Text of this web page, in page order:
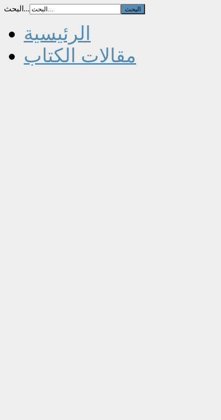
البحث...
الرئيسية
مقالات الكتاب